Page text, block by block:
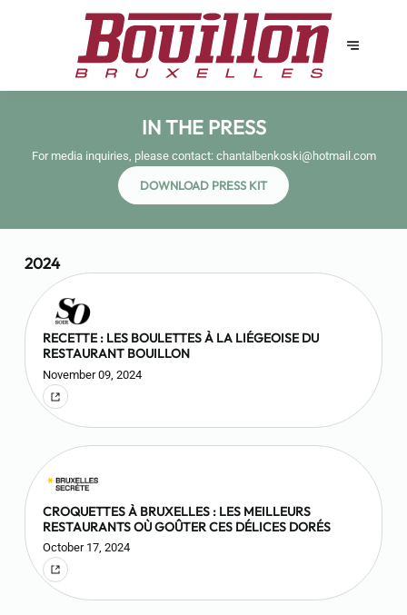
IN THE PRESS
For media inquiries, please contact: chantalbenkoski@hotmail.com
DOWNLOAD PRESS KIT
2024
RECETTE : LES BOULETTES À LA LIÉGEOISE DU
RESTAURANT BOUILLON
November 09, 2024
CROQUETTES À BRUXELLES : LES MEILLEURS
RESTAURANTS OÙ GOÛTER CES DÉLICES DORÉS
October 17, 2024